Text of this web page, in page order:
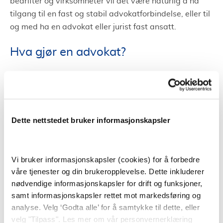
Dette nettstedet bruker informasjonskapsler
Vi bruker informasjonskapsler (cookies) for å forbedre
våre tjenester og din brukeropplevelse. Dette inkluderer
nødvendige informasjonskapsler for drift og funksjoner,
samt informasjonskapsler rettet mot markedsføring og
analyse. Velg ‘Godta alle’ for å samtykke til dette, eller
velg "Tilpass". Les mer om vår personvernerklæring
tilgang til en fast og stabil advokatforbindelse, eller til
og med ha en advokat eller jurist fast ansatt.
Hva gjør en advokat?
En advokat gir juridisk rådgivning, i tillegg til å
forhandle på vegne av klienter og fører saker for
en klients sak og gir råd om hvordan saken kan og bør
områder. På bakgrunn av dette har et advokatfirma
ofte flere dyktige advokater tilgjengelig. På den måten
kan et advokatfirma i Vadsø hjelpe i mange forskjellige
saker da de har advokater som har mye kunnskap